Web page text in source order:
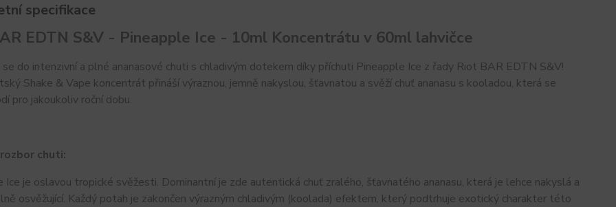
specifikace
EDTN S&V - Pineapple Ice - 10ml Koncentrátu v 60ml lahvičce
do intenzivní a plné ananasové chuti s chladivým dotekem díky příchuti Pineapple Ice z řady Riot BAR EDTN S&V!
Shake & Vape koncentrát přináší výraznou, jemně nakyslou, šťavnatou a svěží chuť ananasu s kooladou, která se
pro jakoukoliv roční dobu.
chuti:
Ice je oslavou tropické svěžesti. Dominantní je zde autentická chuť zralého, šťavnatého ananasu, která je lehce nakyslá a
osvěžující. Každý potah je zakončen výrazným chladivým (koolada) efektem, který podtrhuje exotický charakter této